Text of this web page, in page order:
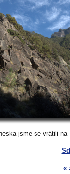
jsme se vrátili
«